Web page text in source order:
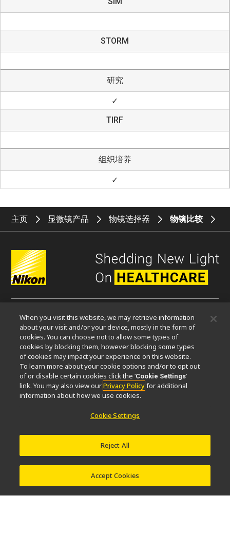
STORM
研究
✓
TIRF
组织培养
✓
主页 显微镜产品 物镜选择器 物镜比较
微信
关于我们
活动可持续发展 Well-being 显微镜事业100周年
相关网站
When you visit this website, we may retrieve information
about your visit and/or your device, mostly in the form of
cookies. You can choose not to allow some types of
cookies by blocking them, however blocking some types
of cookies may impact your experience on this website.
To learn more about your cookie options and/or to opt out
of or disable certain cookies click the ‘Cookie Settings’
link. You may also view ourPrivacy Policyfor additional
information about how we use cookies.
Cookie Settings
Reject All
Accept Cookies